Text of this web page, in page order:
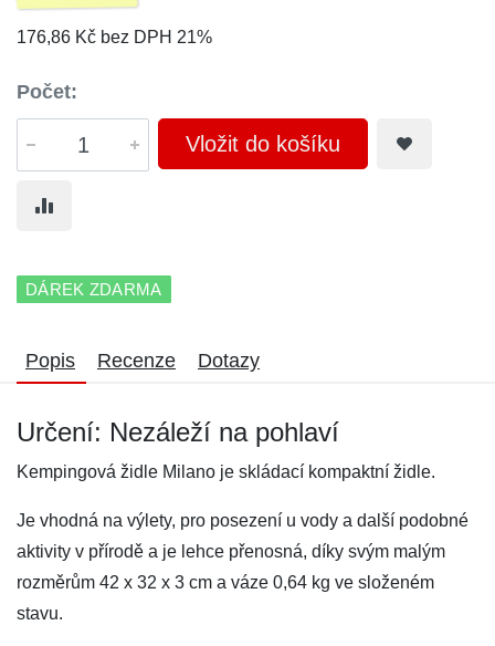
176,86 Kč bez DPH 21%
Počet:
Vložit do košíku
DÁREK ZDARMA
Popis Recenze Dotazy
Určení: Nezáleží na pohlaví
Kempingová židle Milano je skládací kompaktní židle.
Je vhodná na výlety, pro posezení u vody a další podobné
aktivity v přírodě a je lehce přenosná, díky svým malým
rozměrům 42 x 32 x 3 cm a váze 0,64 kg ve složeném
stavu.